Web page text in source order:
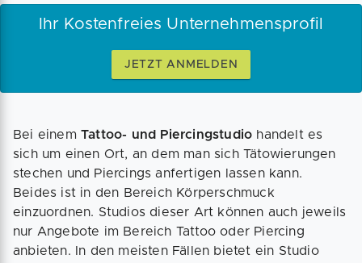
Ihr Kostenfreies Unternehmensprofil
JETZT ANMELDEN
Bei einem Tattoo- und Piercingstudio handelt es
sich um einen Ort, an dem man sich Tätowierungen
stechen und Piercings anfertigen lassen kann.
Beides ist in den Bereich Körperschmuck
einzuordnen. Studios dieser Art können auch jeweils
nur Angebote im Bereich Tattoo oder Piercing
anbieten. In den meisten Fällen bietet ein Studio